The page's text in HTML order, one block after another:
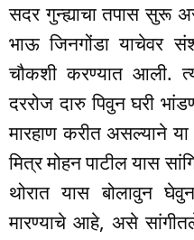
सदर गुन्ह्याचा तपास सुरू
भाऊ जिनगोंडा याचेवर
चौकशी करण्यात आली.
दररोज दारु पिवुन घरी
मारहाण करीत असल्याने
मित्र मोहन पाटील यास
थोरात यास बोलावुन
मारण्याचे आहे, असे